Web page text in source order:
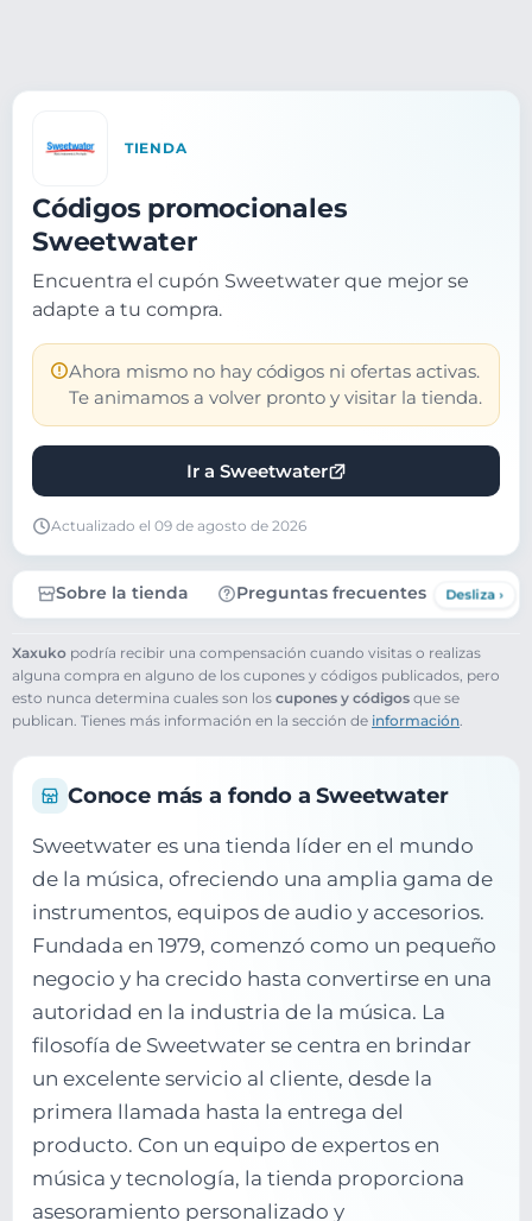
TIENDA
Códigos promocionales
Sweetwater
Encuentra el cupón Sweetwater que mejor se
adapte a tu compra.
Ahora mismo no hay códigos ni ofertas activas.
Te animamos a volver pronto y visitar la tienda.
Ir a Sweetwater
Actualizado el 09 de agosto de 2026
Sobre la tienda Preguntas frecuentes
Xaxuko podría recibir una compensación cuando visitas o realizas
alguna compra en alguno de los cupones y códigos publicados, pero
esto nunca determina cuales son los cupones y códigos que se
publican. Tienes más información en la sección de información
Conoce más a fondo a Sweetwater
Sweetwater es una tienda líder en el mundo
de la música, ofreciendo una amplia gama de
instrumentos, equipos de audio y accesorios.
Fundada en 1979, comenzó como un pequeño
negocio y ha crecido hasta convertirse en una
autoridad en la industria de la música. La
filosofía de Sweetwater se centra en brindar
un excelente servicio al cliente, desde la
primera llamada hasta la entrega del
producto. Con un equipo de expertos en
música y tecnología, la tienda proporciona
asesoramiento personalizado y